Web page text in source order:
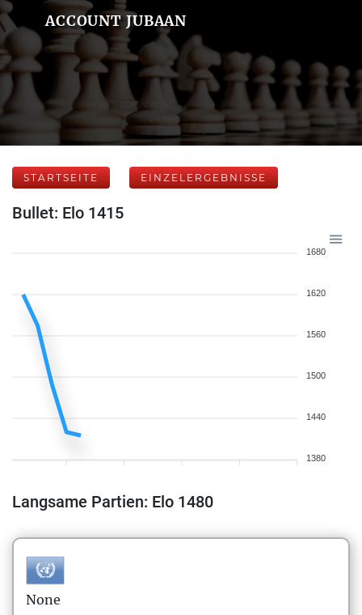
ACCOUNT JUBAAN
STARTSEITE EINZELERGEBNISSE
Bullet: Elo 1415
1680
1620
1560
1500
1440
1380
Langsame Partien: Elo 1480
None